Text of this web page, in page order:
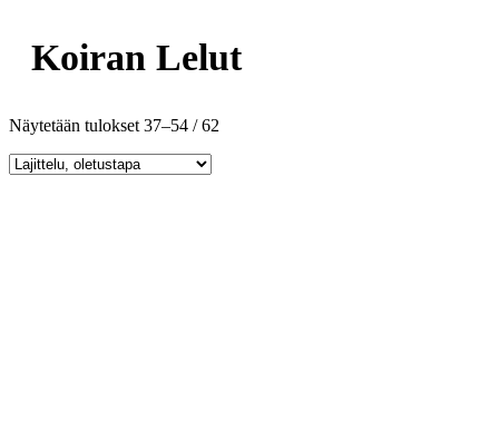
Koiran Lelut
Näytetään tulokset 37–54 / 62